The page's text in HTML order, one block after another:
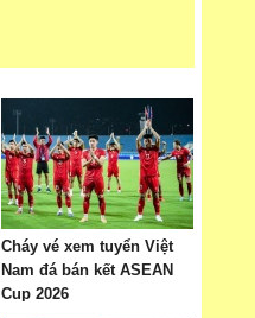
Cháy vé xem tuyển Việt
Nam đá bán kết ASEAN
Cup 2026